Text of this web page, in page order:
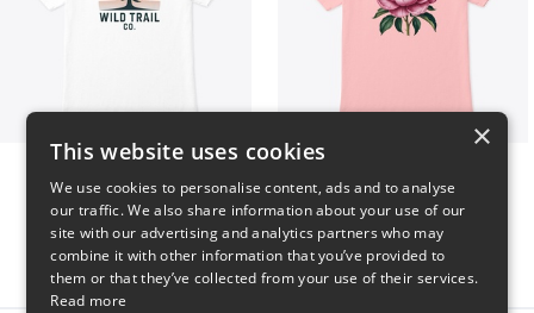
×
This website uses cookies
We use cookies to personalise content, ads and to analyse
our traffic. We also share information about your use of our
site with our advertising and analytics partners who may
combine it with other information that you’ve provided to
them or that they’ve collected from your use of their services.
Read more